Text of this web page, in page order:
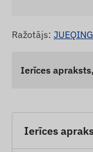
Ražotājs: JUEQING
Ierīces
Ierīces